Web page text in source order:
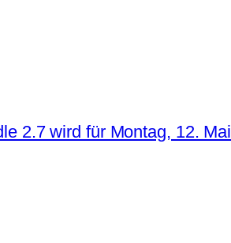
2.7 wird für Montag, 12.